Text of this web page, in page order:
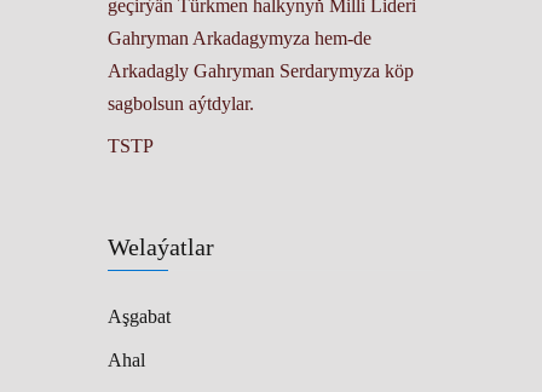
Welaýatlar
Aşgabat
Ahal
geçirýän Türkmen halkynyň Milli Lideri
Gahryman Arkadagymyza hem-de
Arkadagly Gahryman Serdarymyza köp
sagbolsun aýtdylar.
TSTP